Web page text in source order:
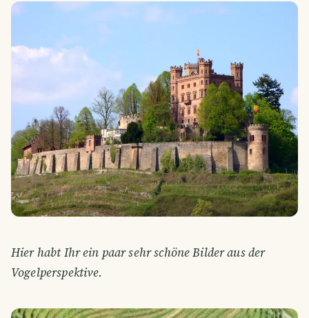
Hier habt Ihr ein paar sehr schöne Bilder aus der
Vogelperspektive.